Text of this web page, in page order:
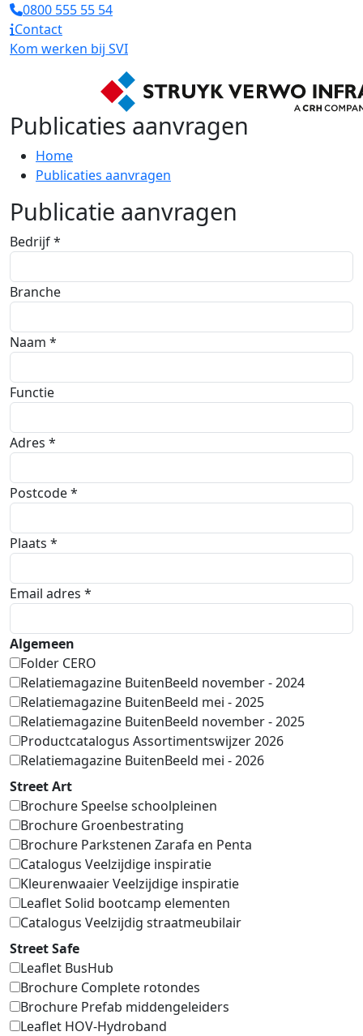
0800 555 55 54
Contact
Kom werken bij SVI
Publicaties aanvragen
Home
Publicaties aanvragen
Publicatie aanvragen
Bedrijf *
Branche
Naam *
Functie
Adres *
Postcode *
Plaats *
Email adres *
Algemeen
Folder CERO
Relatiemagazine BuitenBeeld november - 2024
Relatiemagazine BuitenBeeld mei - 2025
Relatiemagazine BuitenBeeld november - 2025
Productcatalogus Assortimentswijzer 2026
Relatiemagazine BuitenBeeld mei - 2026
Street Art
Brochure Speelse schoolpleinen
Brochure Groenbestrating
Brochure Parkstenen Zarafa en Penta
Catalogus Veelzijdige inspiratie
Kleurenwaaier Veelzijdige inspiratie
Leaflet Solid bootcamp elementen
Catalogus Veelzijdig straatmeubilair
Street Safe
Leaflet BusHub
Brochure Complete rotondes
Brochure Prefab middengeleiders
Leaflet HOV-Hydroband